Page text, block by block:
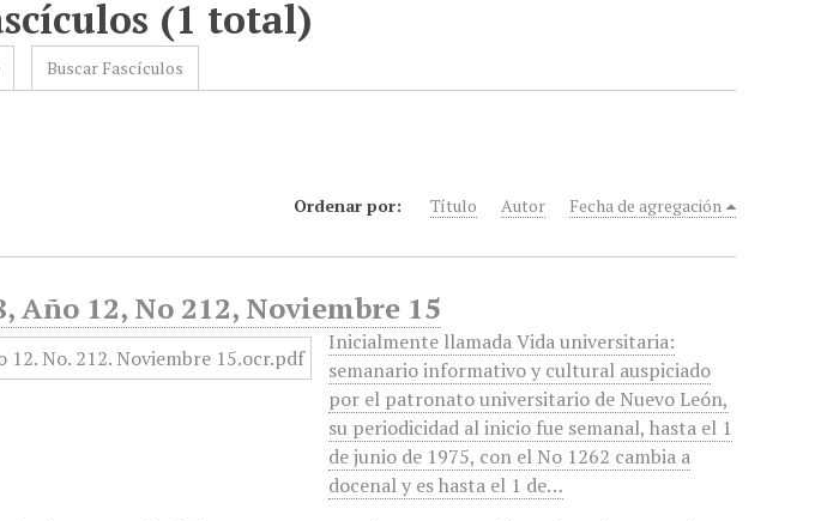
(1 total)
Buscar Fascículos
Ordenar por: Título Autor Fecha de agregación
12, No 212, Noviembre 15
Inicialmente llamada Vida universitaria:
semanario informativo y cultural auspiciado
por el patronato universitario de Nuevo León,
su periodicidad al inicio fue semanal, hasta el 1
de junio de 1975, con el No 1262 cambia a
docenal y es hasta el 1 de…